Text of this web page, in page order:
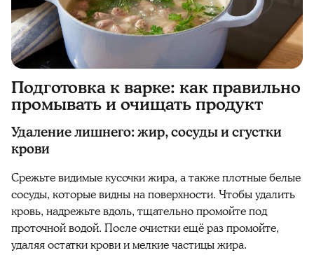
Подготовка к варке: как правильно
промывать и очищать продукт
Удаление лишнего: жир, сосуды и сгустки
крови
Срежьте видимые кусочки жира, а также плотные белые
сосуды, которые видны на поверхности. Чтобы удалить
кровь, надрежьте вдоль, тщательно промойте под
проточной водой. После очистки ещё раз промойте,
удаляя остатки крови и мелкие частицы жира.